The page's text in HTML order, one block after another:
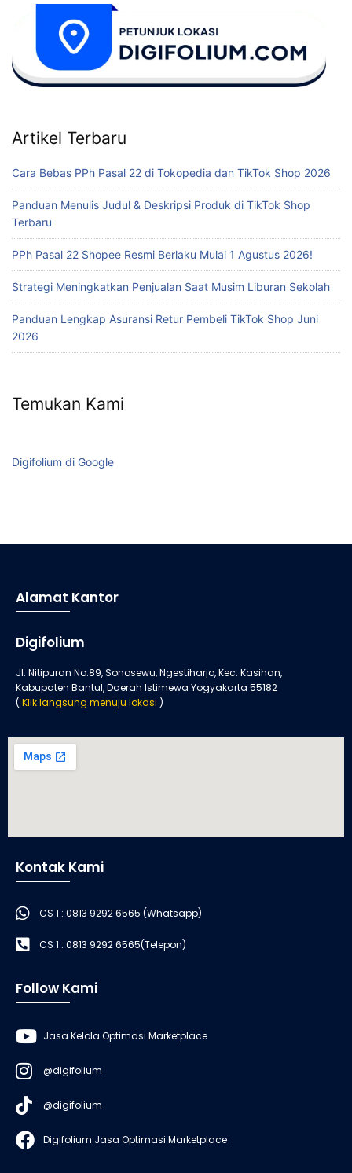
Artikel Terbaru
Cara Bebas PPh Pasal 22 di Tokopedia dan TikTok Shop 2026
Panduan Menulis Judul & Deskripsi Produk di TikTok Shop
Terbaru
PPh Pasal 22 Shopee Resmi Berlaku Mulai 1 Agustus 2026!
Strategi Meningkatkan Penjualan Saat Musim Liburan Sekolah
Panduan Lengkap Asuransi Retur Pembeli TikTok Shop Juni
2026
Temukan Kami
Digifolium di Google
Alamat Kantor
Digifolium
Jl. Nitipuran No.89, Sonosewu, Ngestiharjo, Kec. Kasihan,
Kabupaten Bantul, Daerah Istimewa Yogyakarta 55182
( Klik langsung menuju lokasi )
Kontak Kami
CS 1 : 0813 9292 6565 (Whatsapp)
CS 1 : 0813 9292 6565(Telepon)
Follow Kami
Jasa Kelola Optimasi Marketplace
@digifolium
@digifolium
Digifolium Jasa Optimasi Marketplace